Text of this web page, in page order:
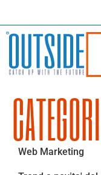
Web Marketing